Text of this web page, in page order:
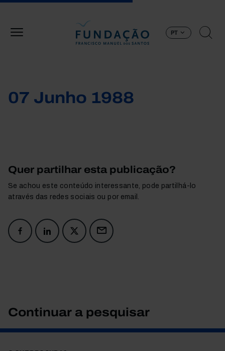
PT
07 Junho 1988
Quer partilhar esta publicação?
Se achou este conteúdo interessante, pode partilhá-lo
através das redes sociais ou por email.
Continuar a pesquisar